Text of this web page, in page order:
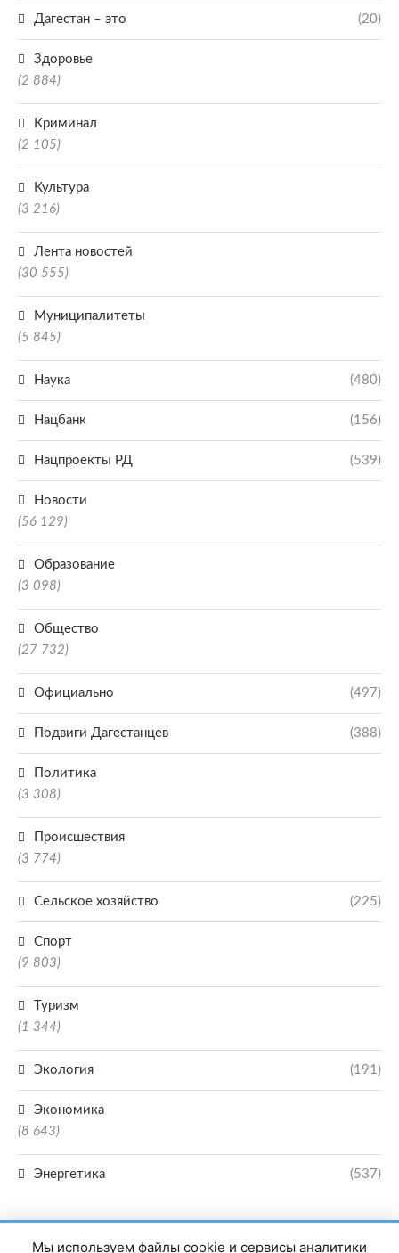
Дагестан – это (20)
Здоровье
(2 884)
Криминал
(2 105)
Культура
(3 216)
Лента новостей
(30 555)
Муниципалитеты
(5 845)
Наука (480)
Нацбанк (156)
Нацпроекты РД (539)
Новости
(56 129)
Образование
(3 098)
Общество
(27 732)
Официально (497)
Подвиги Дагестанцев (388)
Политика
(3 308)
Происшествия
(3 774)
Сельское хозяйство (225)
Спорт
(9 803)
Туризм
(1 344)
Экология (191)
Экономика
(8 643)
Энергетика (537)
Мы используем файлы cookie и сервисы аналитики